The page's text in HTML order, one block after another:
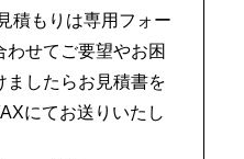
積もりは専用フォー
わせてご要望やお困
ましたらお見積書を
にてお送りいたし